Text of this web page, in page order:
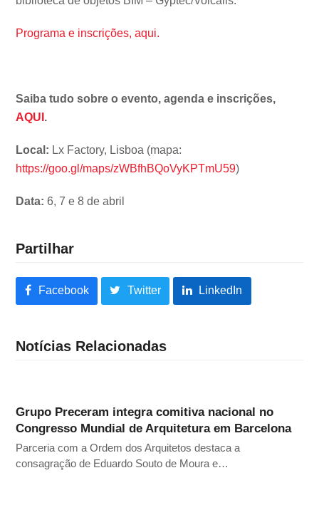
Programa e inscrições, aqui.
Saiba tudo sobre o evento, agenda e inscrições,
AQUI .
Local: Lx Factory, Lisboa (mapa:
https://goo.gl/maps/zWBfhBQoVyKPTmU59)
Data: 6, 7 e 8 de abril
Partilhar
Facebook Twitter LinkedIn
Notícias Relacionadas
Grupo Preceram integra comitiva nacional no
Congresso Mundial de Arquitetura em Barcelona
Parceria com a Ordem dos Arquitetos destaca a
consagração de Eduardo Souto de Moura e…